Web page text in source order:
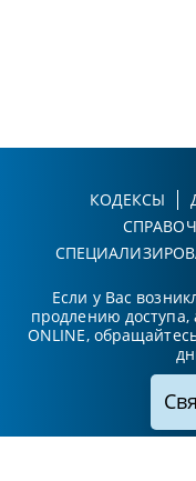
КОДЕКСЫ
Если у Вас
продлению
ONLINE,